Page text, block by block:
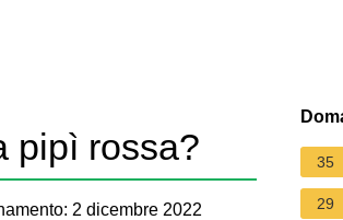
pipì rossa?
2 dicembre 2022
35
29